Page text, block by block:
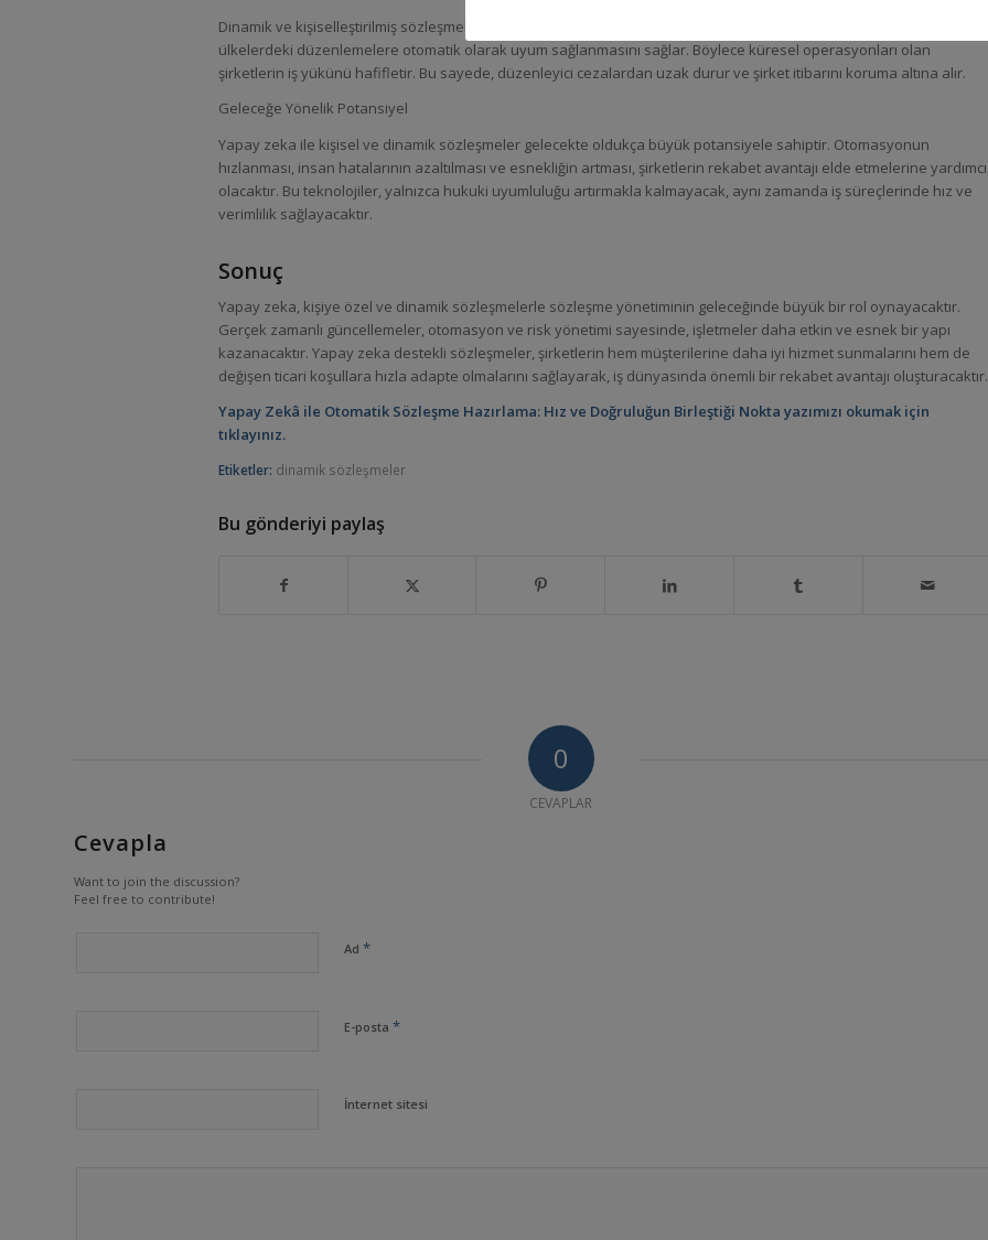
Dinamik ve kişiselleştirilmiş sözleşmeler, yasal uyumluluğun sağlanmasına da katkıda bulunur. Yapay zeka, farklı
ülkelerdeki düzenlemelere otomatik olarak uyum sağlanmasını sağlar. Böylece küresel operasyonları olan
şirketlerin iş yükünü hafifletir. Bu sayede, düzenleyici cezalardan uzak durur ve şirket itibarını koruma altına alır.
Geleceğe Yönelik Potansiyel
Yapay zeka ile kişisel ve dinamik sözleşmeler gelecekte oldukça büyük potansiyele sahiptir. Otomasyonun
hızlanması, insan hatalarının azaltılması ve esnekliğin artması, şirketlerin rekabet avantajı elde etmelerine yardımcı
olacaktır. Bu teknolojiler, yalnızca hukuki uyumluluğu artırmakla kalmayacak, aynı zamanda iş süreçlerinde hız ve
verimlilik sağlayacaktır.
Sonuç
Yapay zeka, kişiye özel ve dinamik sözleşmelerle sözleşme yönetiminin geleceğinde büyük bir rol oynayacaktır.
Gerçek zamanlı güncellemeler, otomasyon ve risk yönetimi sayesinde, işletmeler daha etkin ve esnek bir yapı
kazanacaktır. Yapay zeka destekli sözleşmeler, şirketlerin hem müşterilerine daha iyi hizmet sunmalarını hem de
değişen ticari koşullara hızla adapte olmalarını sağlayarak, iş dünyasında önemli bir rekabet avantajı oluşturacaktır.
Yapay Zekâ ile Otomatik Sözleşme Hazırlama: Hız ve Doğruluğun Birleştiği Nokta yazımızı okumak için
tıklayınız.
Etiketler: dinamik sözleşmeler
Bu gönderiyi paylaş
0
CEVAPLAR
Cevapla
Want to join the discussion?
Feel free to contribute!
Ad *
E-posta *
İnternet sitesi